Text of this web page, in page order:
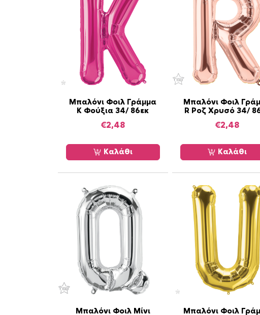
Μπαλόνι Φοιλ Γράμμα
K Φούξια 34/ 86εκ
€2,48
Καλάθι
Μπαλόνι Φοιλ
R Ροζ Χρυσό 34/
€2,48
Καλάθι
Μπαλόνι Φοιλ Μίνι
Μπαλόνι Φοιλ